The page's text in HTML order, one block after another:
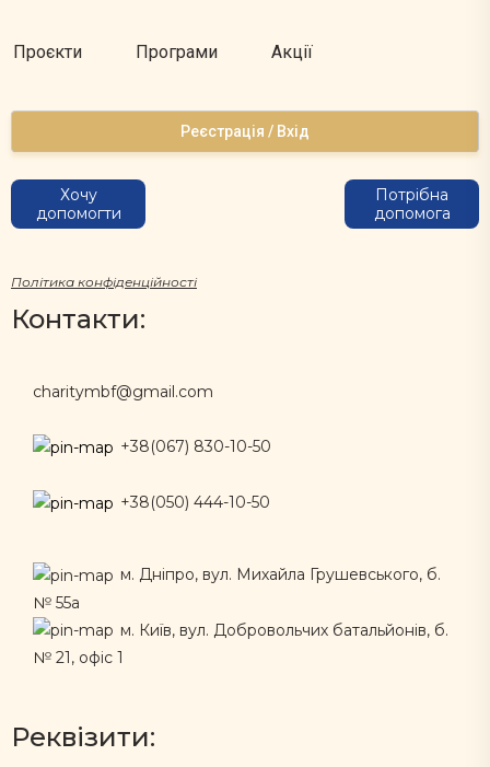
Проєкти Програми Акції
Реєстрація / Вхід
Хочу
допомогти
Потрібна
допомога
Політика конфіденційності
Контакти:
charitymbf@gmail.com
+38(067) 830-10-50
+38(050) 444-10-50
м. Дніпро, вул. Михайла Грушевського, б.
№ 55а
м. Київ, вул. Добровольчих батальйонів, б.
№ 21, офіс 1
Реквізити: